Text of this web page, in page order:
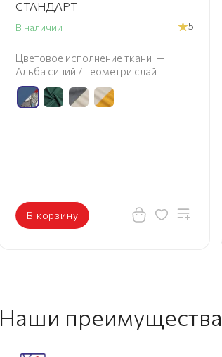
5
спальня
Цвет — Дуб Бонифаций
В корзину
Наши преимущества